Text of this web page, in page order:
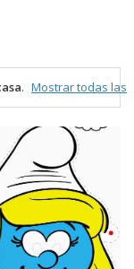
. Mostrar todas las